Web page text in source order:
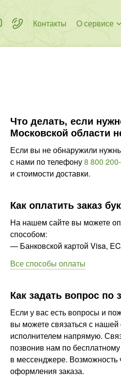
Контакты О сервисе
Что делать, если
Московской области
Если вы не обнаружили
с нами по телефону8 800
и стоимости доставки.
Как оплатить заказ
На нашем сайте вы можете
способом:
— Банковской картой Visa,
Все способы оплаты
Как задать вопрос по
Если у вас есть вопросы и
вы можете связаться с
исполнителем напрямую.
позвонив нам по
в мессенджере. Возможность чата с
оформления заказа.